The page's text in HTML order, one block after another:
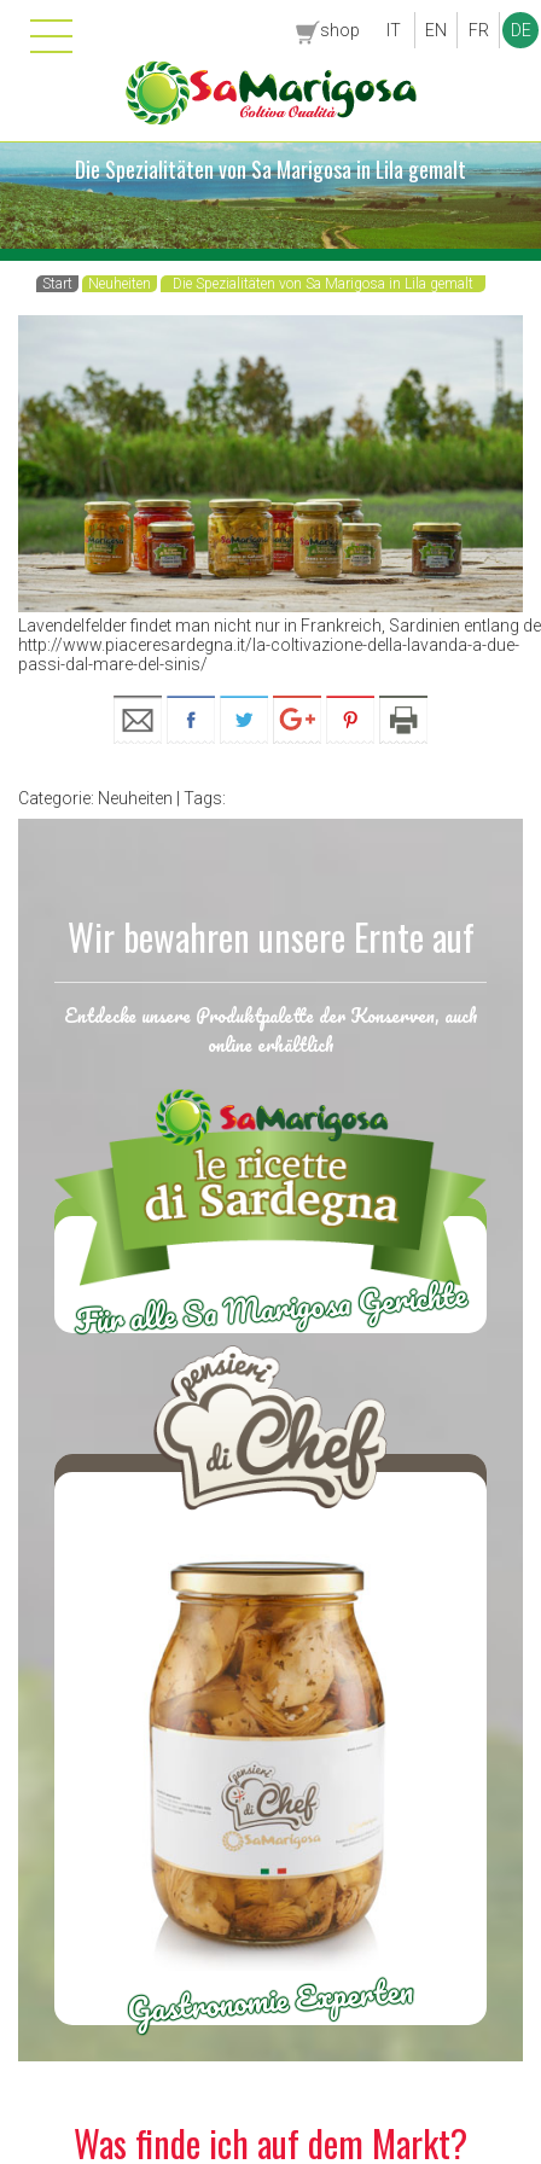
shop IT EN FR DE
Die Spezialitäten von Sa Marigosa in Lila gemalt
Start Neuheiten Die Spezialitäten von Sa Marigosa in Lila gemalt
Lavendelfelder findet man nicht nur in Frankreich, Sardinien
http://www.piaceresardegna.it/la-coltivazione-della-lavanda-a-due-
passi-dal-mare-del-sinis/
Categorie: Neuheiten | Tags:
Wir bewahren unsere Ernte auf
Entdecke unsere Produktpalette der Konserven, auch
online erhältlich
Für alle Sa Marigosa Gerichte
Gastronomie Experten
Was finde ich auf dem Markt?